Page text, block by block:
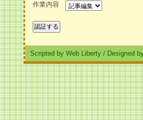
作業内容
Scripted by Web Liberty / Designed